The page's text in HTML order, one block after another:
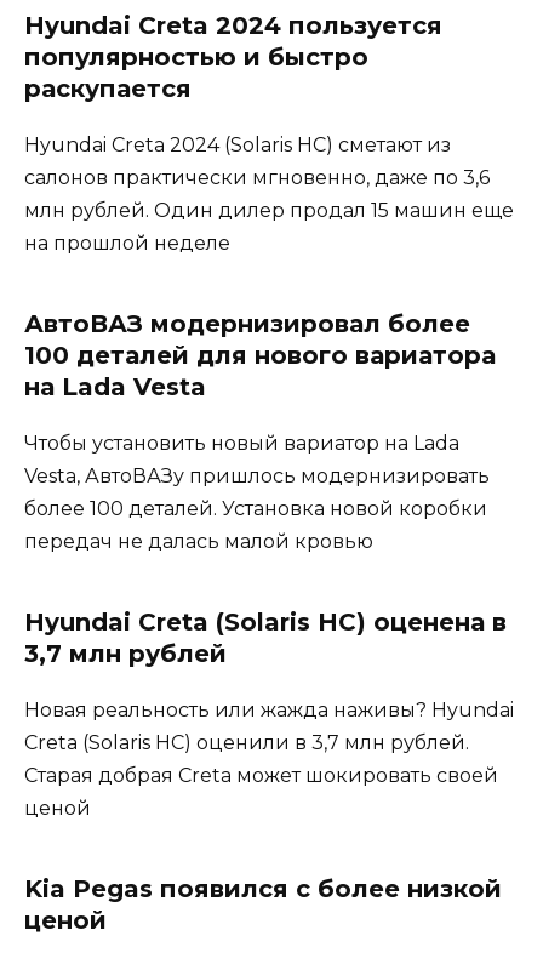
Hyundai Creta 2024 пользуется
популярностью и быстро
раскупается
Hyundai Creta 2024 (Solaris HC) сметают из
салонов практически мгновенно, даже по 3,6
млн рублей. Один дилер продал 15 машин еще
на прошлой неделе
АвтоВАЗ модернизировал более
100 деталей для нового вариатора
на Lada Vesta
Чтобы установить новый вариатор на Lada
Vesta, АвтоВАЗу пришлось модернизировать
более 100 деталей. Установка новой коробки
передач не далась малой кровью
Hyundai Creta (Solaris HC) оценена в
3,7 млн рублей
Новая реальность или жажда наживы? Hyundai
Creta (Solaris HC) оценили в 3,7 млн рублей.
Старая добрая Creta может шокировать своей
ценой
Kia Pegas появился с более низкой
ценой